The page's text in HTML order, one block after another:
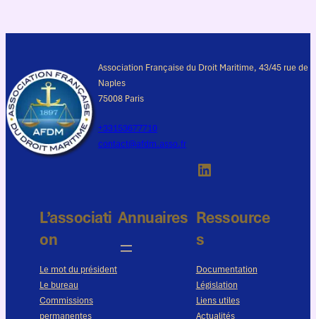
Association Française du Droit Maritime, 43/45 rue de
Naples
75008 Paris
+33153677710
contact@afdm.asso.fr
LinkedIn
L’associati
on
Le mot du président
Le bureau
Commissions
permanentes
Annuaires Ressource
s
Documentation
Législation
Liens utiles
Actualités